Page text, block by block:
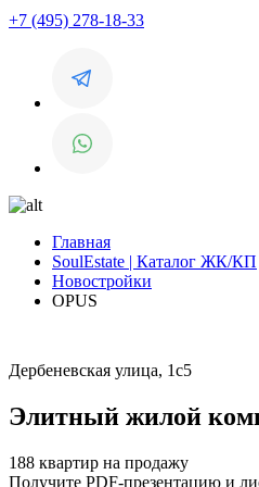
+7 (495) 278-18-33
Главная
SoulEstate | Каталог ЖК/КП
Новостройки
OPUS
Дербеневская улица, 1с5
Элитный жилой
188 квартир на продажу
Получите PDF-презентацию и